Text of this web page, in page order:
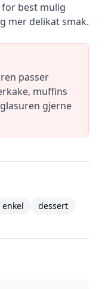
best mulig
mer delikat smak.
passer
muffins
gjerne
enkel dessert